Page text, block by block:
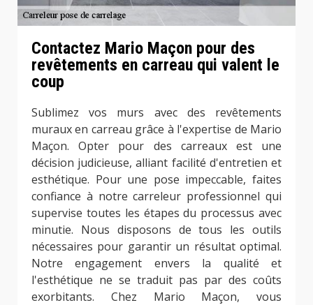
Contactez Mario Maçon pour des
revêtements en carreau qui valent le
coup
Sublimez vos murs avec des revêtements
muraux en carreau grâce à l'expertise de Mario
Maçon. Opter pour des carreaux est une
décision judicieuse, alliant facilité d'entretien et
esthétique. Pour une pose impeccable, faites
confiance à notre carreleur professionnel qui
supervise toutes les étapes du processus avec
minutie. Nous disposons de tous les outils
nécessaires pour garantir un résultat optimal.
Notre engagement envers la qualité et
l'esthétique ne se traduit pas par des coûts
exorbitants. Chez Mario Maçon, vous